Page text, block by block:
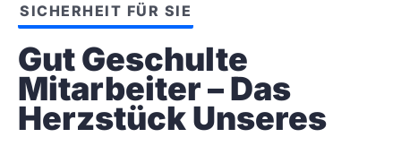
SICHERHEIT FÜR SIE
Gut Geschulte
Mitarbeiter – Das
Herzstück Unseres